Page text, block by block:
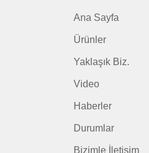
Ana Sayfa
Ürünler
Yaklaşık Biz.
Video
Haberler
Durumlar
Bizimle İletişim